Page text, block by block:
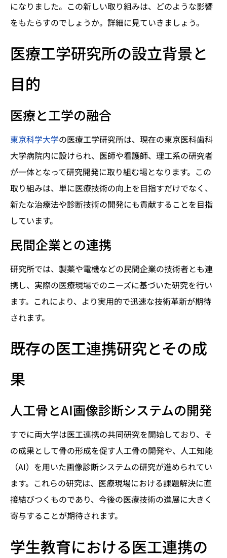
になりました。この新しい取り組みは、どのような影響
をもたらすのでしょうか。詳細に見ていきましょう。
医療工学研究所の設立背景と
目的
医療と工学の融合
東京科学大学の医療工学研究所は、現在の東京医科歯科
大学病院内に設けられ、医師や看護師、理工系の研究者
が一体となって研究開発に取り組む場となります。この
取り組みは、単に医療技術の向上を目指すだけでなく、
新たな治療法や診断技術の開発にも貢献することを目指
しています。
民間企業との連携
研究所では、製薬や電機などの民間企業の技術者とも連
携し、実際の医療現場でのニーズに基づいた研究を行い
ます。これにより、より実用的で迅速な技術革新が期待
されます。
既存の医工連携研究とその成
果
人工骨とAI画像診断システムの開発
すでに両大学は医工連携の共同研究を開始しており、そ
の成果として骨の形成を促す人工骨の開発や、人工知能
（AI）を用いた画像診断システムの研究が進められてい
ます。これらの研究は、医療現場における課題解決に直
接結びつくものであり、今後の医療技術の進展に大きく
寄与することが期待されます。
学生教育における医工連携の